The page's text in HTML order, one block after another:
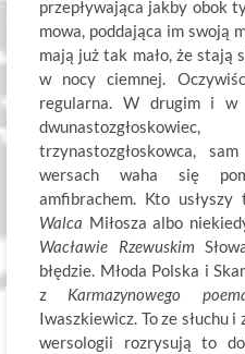
przepływająca jakby obok
mowa, poddająca im swoją
mają już tak mało, że stają
w nocy ciemnej.
regularna. W drugim i w
trzynastozgłoskowca,
wersach waha się
amfibrachem. Kto usłyszy
Walca Miłosza albo
Wacławie Rzewuskim
błędzie. Młoda Polska i
z Karmazynowego
Iwaszkiewicz. To ze słuchu
wersologii rozrysują to